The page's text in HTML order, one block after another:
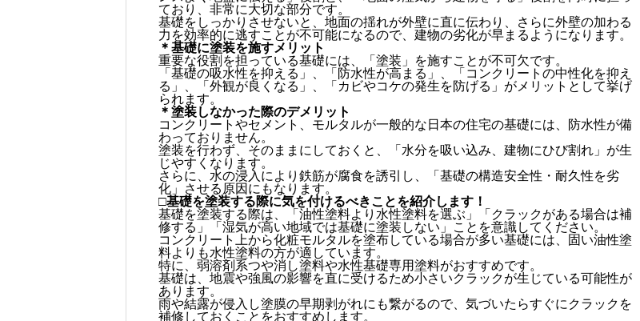
ており、非常に大切な部分です。
基礎をしっかりさせないと、地面の揺れが外壁に直に伝わり、さらに外壁の加わる
力を効率的に逃すことが不可能になるので、建物の劣化が早まるようになります。
＊基礎に塗装を施すメリット
重要な役割を担っている基礎には、「塗装」を施すことが不可欠です。
「基礎の吸水性を抑える」、「防水性が高まる」、「コンクリートの中性化を抑え
る」、「外観が良くなる」、「カビやコケの発生を防げる」がメリットとして挙げ
られます。
＊塗装しなかった際のデメリット
コンクリートやセメント、モルタルが一般的な日本の住宅の基礎には、防水性が備
わっておりません。
塗装を行わず、そのままにしておくと、「水分を吸い込み、建物にひび割れ」が生
じやすくなります。
さらに、水の浸入により鉄筋が腐食を誘引し、「基礎の構造安全性・耐久性を劣
化」させる原因にもなります。
□基礎を塗装する際に気を付けるべきことを紹介します！
基礎を塗装する際は、「油性塗料より水性塗料を選ぶ」「クラックがある場合は補
修する」「湿気が高い地域では基礎に塗装しない」ことを意識してください。
コンクリート上から化粧モルタルを塗布している場合が多い基礎には、固い油性塗
料よりも水性塗料の方が適しています。
特に、弱溶剤系つや消し塗料や水性基礎専用塗料がおすすめです。
基礎は、地震や強風の影響を直に受けるため小さいクラックが生じている可能性が
あります。
雨や結露が侵入し塗膜の早期剥がれにも繋がるので、気づいたらすぐにクラックを
補修しておくことをおすすめします。